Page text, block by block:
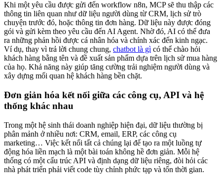
Khi một yêu cầu được gửi đến workflow n8n, MCP sẽ thu thập các
thông tin liên quan như dữ liệu người dùng từ CRM, lịch sử trò
chuyện trước đó, hoặc thông tin đơn hàng. Dữ liệu này được đóng
gói và gửi kèm theo yêu cầu đến AI Agent. Nhờ đó, AI có thể đưa
ra những phản hồi được cá nhân hóa và chính xác đến kinh ngạc.
Ví dụ, thay vì trả lời chung chung, chatbot là gì có thể chào hỏi
khách hàng bằng tên và đề xuất sản phẩm dựa trên lịch sử mua hàng
của họ. Khả năng này giúp tăng cường trải nghiệm người dùng và
xây dựng mối quan hệ khách hàng bền chặt.
Đơn giản hóa kết nối giữa các công cụ, API và hệ
thống khác nhau
Trong một hệ sinh thái doanh nghiệp hiện đại, dữ liệu thường bị
phân mảnh ở nhiều nơi: CRM, email, ERP, các công cụ
marketing… Việc kết nối tất cả chúng lại để tạo ra một luồng tự
động hóa liền mạch là một bài toán không hề đơn giản. Mỗi hệ
thống có một cấu trúc API và định dạng dữ liệu riêng, đòi hỏi các
nhà phát triển phải viết code tùy chỉnh phức tạp và tốn thời gian.